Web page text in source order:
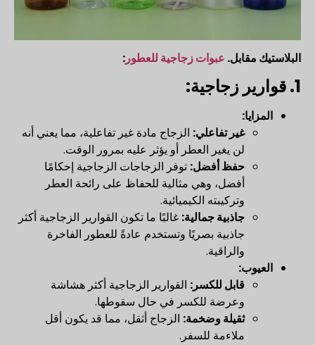
البلاستيك مقابل. عبوات زجاجية للعطور:
1. قوارير زجاجية:
المزايا:
غير تفاعلي: الزجاج مادة غير تفاعلية، مما يعني أنه
لن يغير العطر أو يؤثر عليه بمرور الوقت.
حفظ أفضل: توفر الزجاجات الزجاجية إحكامًا
أفضل، وهي مثالية للحفاظ على رائحة العطر
وتركيبته الكيميائية.
جاذبية جمالية: غالبًا ما تكون القوارير الزجاجية أكثر
جاذبية بصريًا وتستخدم عادةً للعطور الفاخرة
والراقية.
العيوب:
قابل للكسر: القوارير الزجاجية أكثر هشاشة
وعرضة للكسر في حال سقوطها.
ثقيلة وضخمة: الزجاج أثقل، مما قد يكون أقل
ملاءمة للسفر.